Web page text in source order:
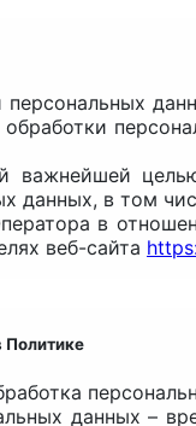
важнейшей
данных, в том
в
веб-сайта
Политике
данных –